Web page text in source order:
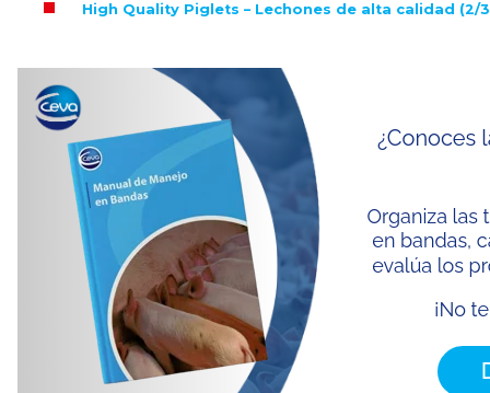
High Quality Piglets – Lechones de alta calidad (2/